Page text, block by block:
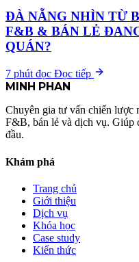
ĐÀ NẴNG NHÌN TỪ
F&B & BÁN LẺ
QUÁN?
7 phút đọc Đọc tiếp
MINH PHAN
Chuyên gia tư vấn chiến lược
F&B, bán lẻ và dịch vụ. Giúp
đầu.
Khám phá
Trang chủ
Giới thiệu
Dịch vụ
Khóa học
Case study
Kiến thức